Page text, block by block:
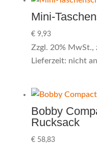
Mini-
€9,93
Zzgl. 20% MwSt.,
Lieferzeit: nicht
Bobby
Rucksack
€58,83